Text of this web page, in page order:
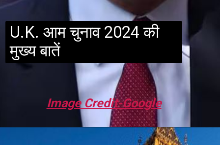
Image Credit-Google
U.K. आम चुनाव 2024 की
मुख्य बातें